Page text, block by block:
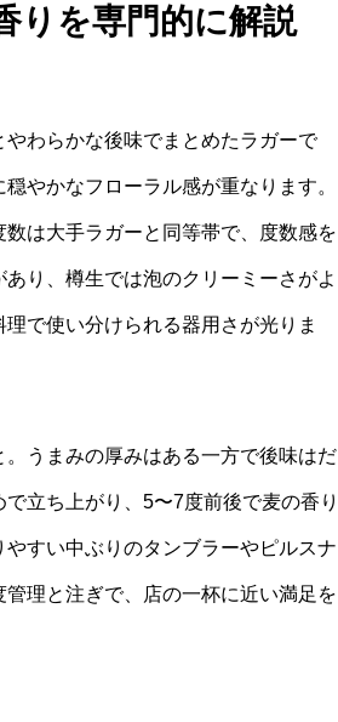
りを専門的に解説
わらかな後味でまとめたラガーで
やかなフローラル感が重なります。
は大手ラガーと同等帯で、度数感を
り、樽生では泡のクリーミーさがよ
で使い分けられる器用さが光りま
うまみの厚みはある一方で後味はだ
立ち上がり、5〜7度前後で麦の香り
すい中ぶりのタンブラーやピルスナ
理と注ぎで、店の一杯に近い満足を